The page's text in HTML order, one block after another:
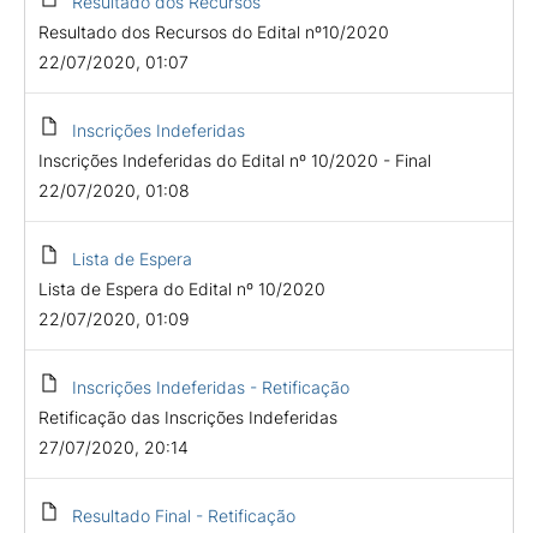
Resultado dos Recursos do Edital nº10/2020
22/07/2020, 01:07
Inscrições Indeferidas
Inscrições Indeferidas do Edital nº 10/2020 - Final
22/07/2020, 01:08
Lista de Espera
Lista de Espera do Edital nº 10/2020
22/07/2020, 01:09
Inscrições Indeferidas - Retificação
Retificação das Inscrições Indeferidas
27/07/2020, 20:14
Resultado Final - Retificação